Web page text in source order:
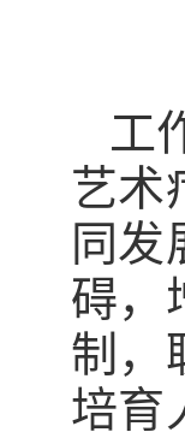
工
艺术
同发
碍，
制，
培育